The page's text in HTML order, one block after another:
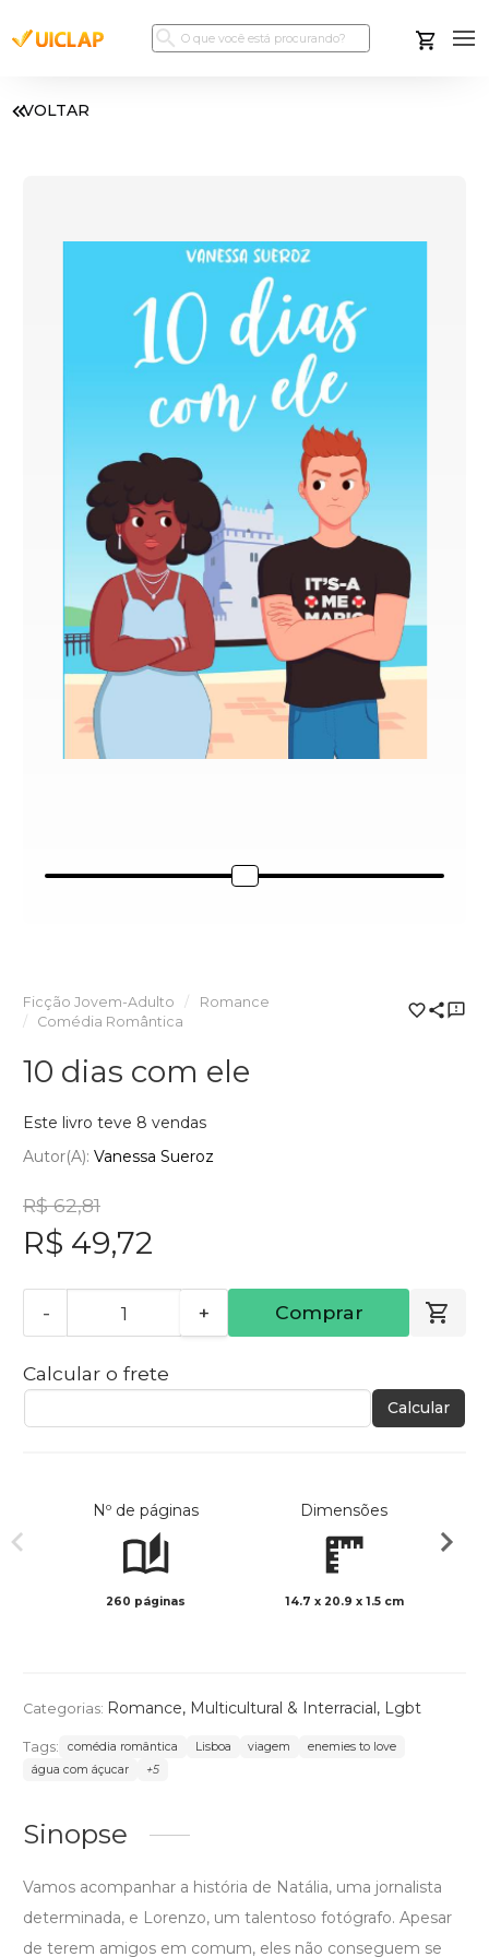
VOLTAR
Ficção Jovem-Adulto
Romance
Comédia Romântica
10 dias com ele
Este livro teve 8 vendas
Autor(a): Vanessa Sueroz
R$ 62,81
R$ 49,72
- + Comprar
Calcular o frete
Calcular
Nº de páginas
260 páginas
Dimensões
14.7 x 20.9 x 1.5 cm
Categorias: Romance, Multicultural & Interracial, Lgbt
Tags: comédia romântica Lisboa viagem
enemies to love
água com áçucar
+5
Sinopse
Vamos acompanhar a história de Natália, uma jornalista
determinada, e Lorenzo, um talentoso fotógrafo. Apesar
de terem amigos em comum, eles não conseguem se